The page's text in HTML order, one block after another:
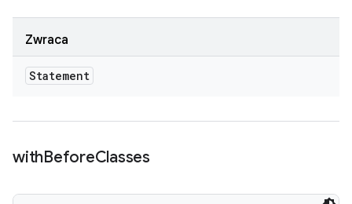
Zwraca
Statement
withBeforeClasses